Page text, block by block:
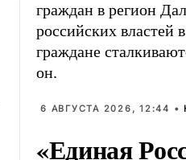
граждан в регион
российских властей
граждане
он.
6 АВГУСТА 2026, 12:44 •
«Единая